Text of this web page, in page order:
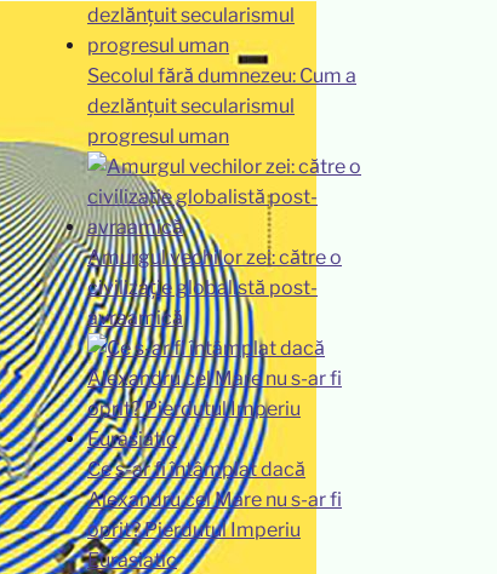
Secolul fără dumnezeu: Cum a
dezlănțuit secularismul
progresul uman
Amurgul vechilor zei: către o
civilizație globalistă post-
avraamică
Ce s-ar fi întâmplat dacă
Alexandru cel Mare nu s-ar fi
oprit? Pierdutul Imperiu
Eurasiatic